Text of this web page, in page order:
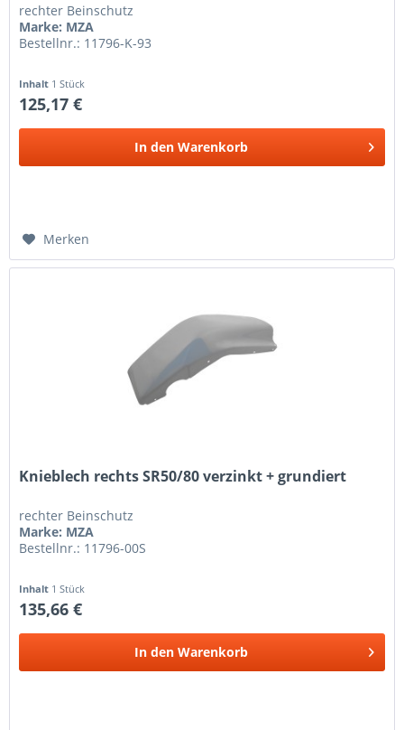
rechter Beinschutz
Marke: MZA
Bestellnr.: 11796-K-93
Inhalt 1 Stück
125,17 €
In den Warenkorb
Merken
Knieblech rechts SR50/80 verzinkt + grundiert
rechter Beinschutz
Marke: MZA
Bestellnr.: 11796-00S
Inhalt 1 Stück
135,66 €
In den Warenkorb